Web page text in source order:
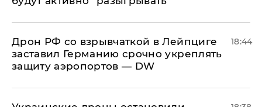
​Дрон РФ со взрывчаткой в Лейпциге
заставил Германию срочно укреплять
защиту аэропортов — DW
18:44